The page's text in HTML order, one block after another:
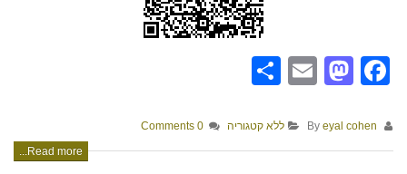
Facebook
Mastodon
Email
eyal cohen ללא קטגוריה 0 Comments
Read more...